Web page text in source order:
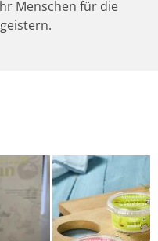
Menschen für die